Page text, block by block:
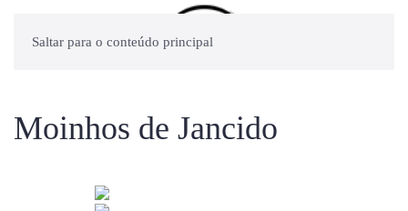
Saltar para o conteúdo principal
Moinhos de Jancido